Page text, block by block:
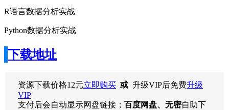
R语言数据分析实战
Python数据分析实战
下载地址
资源下载价格12元立即购买 或 升级VIP后免费升级
VIP
支付后会自动显示网盘链接； 百度网盘、无密自助下